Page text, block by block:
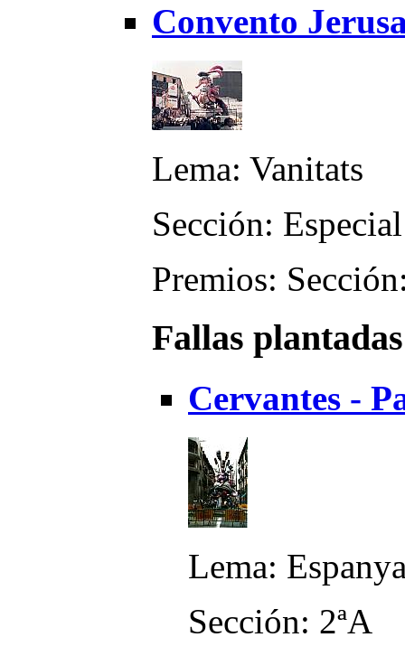
Convento
Lema: Vanitats
Sección: Especial
Premios:
Fallas
Cervantes -
Lema:
Sección: 2ªA